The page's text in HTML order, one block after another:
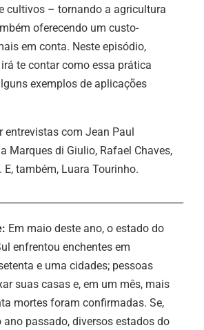
cultivos – tornando a agricultura
oferecendo um custo-
em conta. Neste episódio,
irá te contar como essa prática
exemplos de aplicações
entrevistas com Jean Paul
Marques di Giulio, Rafael Chaves,
E, também, Luara Tourinho.
Em maio deste ano, o estado do
enfrentou enchentes em
e uma cidades; pessoas
suas casas e, em um mês, mais
mortes foram confirmadas. Se,
ano passado, diversos estados do